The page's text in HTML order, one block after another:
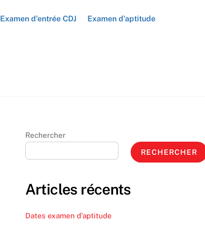
Examen d’entrée CDJ Examen d’aptitude
Rechercher
RECHERCHER
Articles récents
Dates examen d’aptitude